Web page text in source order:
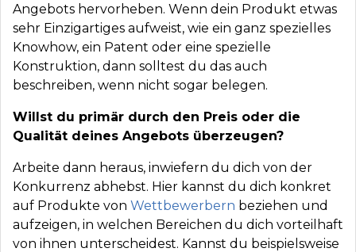
Angebots hervorheben. Wenn dein Produkt etwas
sehr Einzigartiges aufweist, wie ein ganz spezielles
Knowhow, ein Patent oder eine spezielle
Konstruktion, dann solltest du das auch
beschreiben, wenn nicht sogar belegen.
Willst du primär durch den Preis oder die
Qualität deines Angebots überzeugen?
Arbeite dann heraus, inwiefern du dich von der
Konkurrenz abhebst. Hier kannst du dich konkret
auf Produkte von Wettbewerbern beziehen und
aufzeigen, in welchen Bereichen du dich vorteilhaft
von ihnen unterscheidest. Kannst du beispielsweise